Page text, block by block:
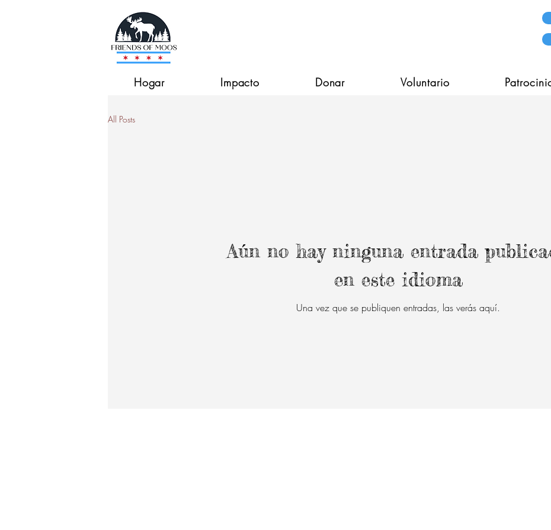
Hogar Impacto Donar Voluntario
All Posts
Aún no hay ninguna entrada
en este idioma
Una vez que se publiquen entradas, las verás aquí.